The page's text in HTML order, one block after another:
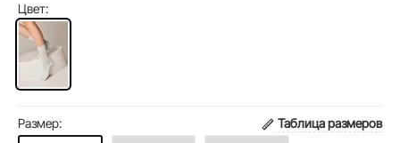
Цвет:
Размер: Таблица размеров